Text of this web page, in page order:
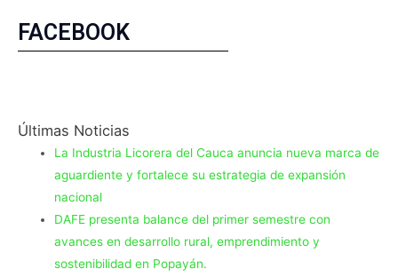
FACEBOOK
Últimas Noticias
La Industria Licorera del Cauca anuncia nueva marca de
aguardiente y fortalece su estrategia de expansión
nacional
DAFE presenta balance del primer semestre con
avances en desarrollo rural, emprendimiento y
sostenibilidad en Popayán.